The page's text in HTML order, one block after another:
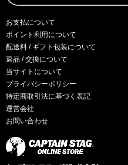
お支払について
ポイント利用について
配送料 / ギフト包装について
返品 / 交換について
当サイトについて
プライバシーポリシー
特定商取引法に基づく表記
運営会社
お問い合わせ